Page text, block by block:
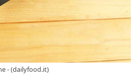
- (dailyfood.it)